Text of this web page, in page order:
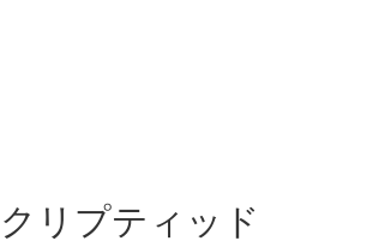
クリプティッド